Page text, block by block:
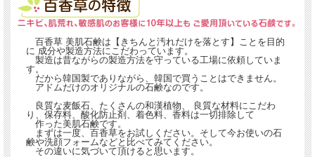
百香草 美肌石鹸は【きちんと汚れだけを落とす】ことを目的
に 成分や製造方法にこだわっています。
製造は昔ながらの製造方法を守っている工場に依頼していま
す。
だから韓国製でありながら、韓国で買うことはできません。
アドムだけのオリジナルの石鹸なのです。
良質な麦飯石、たくさんの和漢植物、 良質な材料にこだわ
り、保存料、酸化防止剤、着色料、香料は一切排除して
作った美肌石鹸です。
まずは一度、百香草をお試しください。そして今お使いの石
鹸や洗顔フォームなどと比べてみてください。
その違いに気づいて頂けると思います。